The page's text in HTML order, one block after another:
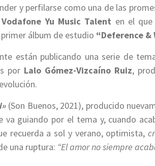
y perfilarse como una de las
Vodafone Yu Music Talent en el
álbum de estudio “Deference &
están publicando una serie de
por Lalo Gómez-Vizcaíno Ruiz,
(Son Buenos, 2021), producido
va guiando por el tema y, cuando
recuerda a sol y verano, optimista,
una ruptura: “El amor no siempre